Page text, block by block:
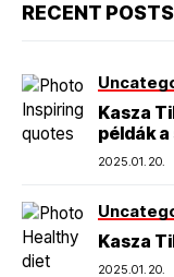
RECENT POSTS
Kasza
példák
2025.01.20.
Kasza
2025.01.20.